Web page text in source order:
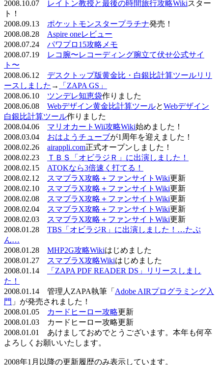
2008.10.07
レイトン教授と最後の時間旅行攻略Wikiスター
ト！
2008.09.13 ポケットモンスタープラチナ発売！
2008.08.28 Aspire oneレビュー
2008.07.24 パワプロ15攻略メモ
2008.07.19
レコ腕〜レコーディング腕立て伏せ公式サイ
ト〜
2008.06.12 デスクトップ版黄金比・白銀比計算ツールリリ
ースしました →
「ZAPA GS」
2008.06.10 ツンデレ知恵袋作りました
2008.06.08 Webデザイン黄金比計算ツールとWebデザイン
白銀比計算ツール作りました
2008.04.06 マリオカートWii攻略Wiki始めました！
2008.03.04 おはようチューブが1周年を迎えました！
2008.02.26 airappli.com正式オープンしました！
2008.02.23
ＴＢＳ「オビラジＲ」に出演しました！
2008.02.15 ATOKなら3倍速く打てる！
2008.02.12
スマブラX攻略＋ファンサイトWiki更新
2008.02.10
スマブラX攻略＋ファンサイトWiki更新
2008.02.08
スマブラX攻略＋ファンサイトWiki更新
2008.02.04
スマブラX攻略＋ファンサイトWiki更新
2008.02.03
スマブラX攻略＋ファンサイトWiki更新
2008.01.28 TBS「オビラジR」に出演しました！…たぶ
ん…
2008.01.28 MHP2G攻略Wikiはじめました
2008.01.27
スマブラX攻略Wikiはじめました
2008.01.14
「ZAPA PDF READER DS」リリースしまし
た！
2008.01.14 管理人ZAPA執筆「 Adobe AIRプログラミング入
門 」が発売されました！
2008.01.05
カードヒーロー攻略更新
2008.01.03 カードヒーロー攻略更新
2008.01.01 あけましておめでとうございます。本年も何卒
よろしくお願いいたします。
2008年1月以降の更新履歴のみ表示しています。